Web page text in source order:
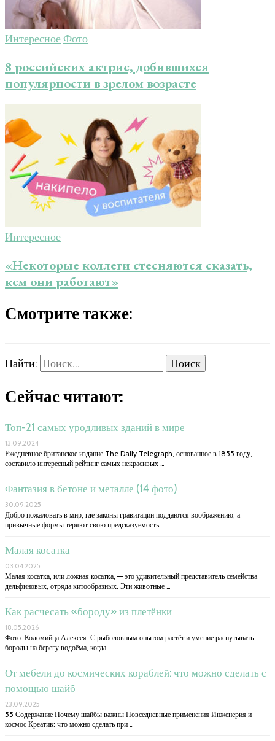
ИнтересноеФото
8 российских актрис, добившихся
популярности в зрелом возрасте
Интересное
«Некоторые коллеги стесняются сказать,
кем они работают»
Смотрите также:
Найти:
Сейчас читают:
Топ-21 самых уродливых зданий в мире
13.09.2024
Ежедневное британское издание The Daily Telegraph, основанное в 1855 году,
составило интересный рейтинг самых некрасивых …
Фантазия в бетоне и металле (14 фото)
30.09.2025
Добро пожаловать в мир, где законы гравитации поддаются воображению, а
привычные формы теряют свою предсказуемость. …
Малая косатка
03.04.2025
Малая косатка, или ложная косатка, — это удивительный представитель семейства
дельфиновых, отряда китообразных. Эти животные …
Как расчесать «бороду» из плетёнки
18.05.2026
Фото: Коломийца Алексея. С рыболовным опытом растёт и умение распутывать
бороды на берегу водоёма, когда …
От мебели до космических кораблей: что можно сделать с
помощью шайб
23.09.2025
55 Содержание Почему шайбы важны Повседневные применения Инженерия и
космос Креатив: что можно сделать при …